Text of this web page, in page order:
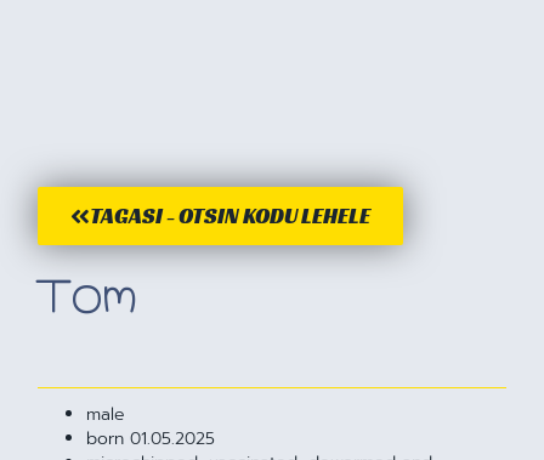
TAGASI - OTSIN KODU LEHELE
Tom
male
born 01.05.2025